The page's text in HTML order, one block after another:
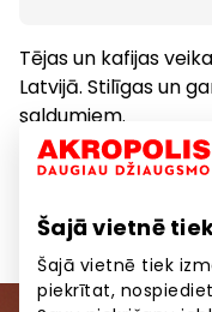
Šajā vietnē
Šajā vietnē tiek
piekrītat,
Tējas un kafijas
Latvijā. Stilīgas un
saldumiem.